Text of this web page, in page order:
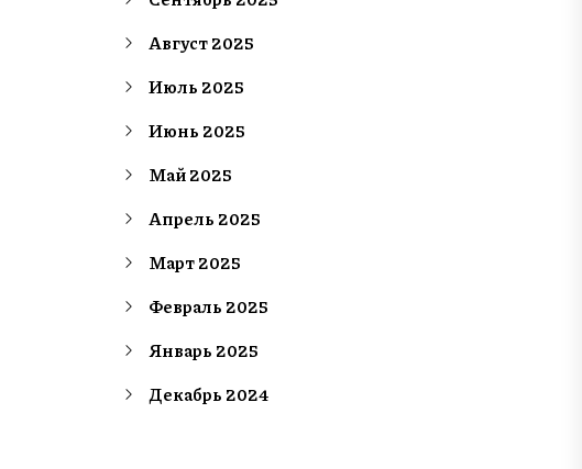
Август 2025
Июль 2025
Июнь 2025
Май 2025
Апрель 2025
Март 2025
Февраль 2025
Январь 2025
Декабрь 2024